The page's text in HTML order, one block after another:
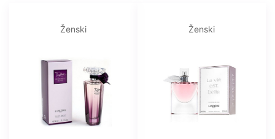
Ženski Ženski